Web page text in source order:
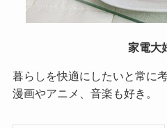
家電大
暮らしを快適にしたいと常に
漫画やアニメ、音楽も好き。